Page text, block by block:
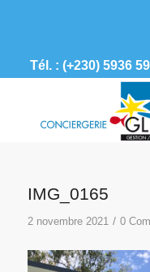
Tél. : (+230) 5936
IMG_0165
2 novembre 2021 / 0